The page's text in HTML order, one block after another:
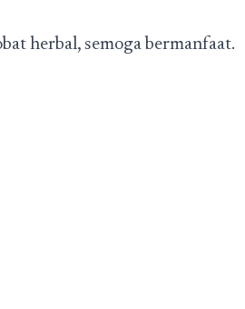
herbal, semoga bermanfaat.